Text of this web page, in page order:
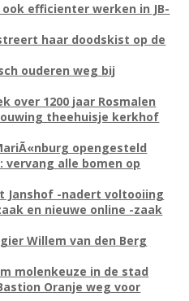
efficienter werken in JB-
haar doodskist op de
ouderen weg bij
over 1200 jaar Rosmalen
theehuisje kerkhof
opengesteld
vervang alle bomen op
Janshof -nadert voltooiing
en nieuwe online -zaak
Willem van den Berg
molenkeuze in de stad
Oranje weg voor